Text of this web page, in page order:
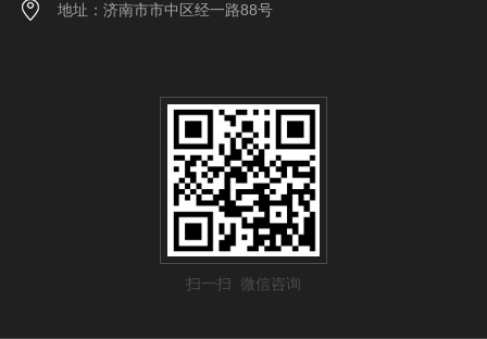
地址：济南市市中区经一路88号
扫一扫 微信咨询